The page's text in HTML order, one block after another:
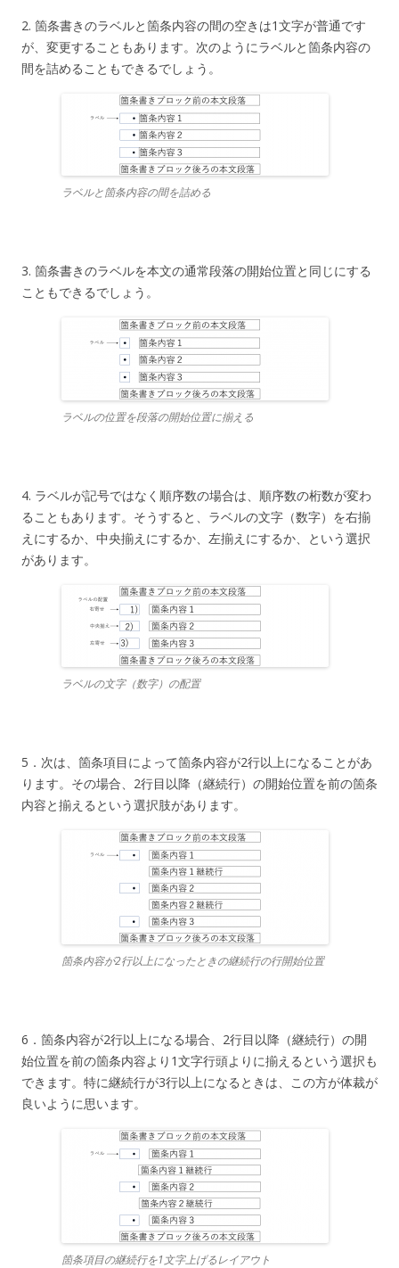
2. 箇条書きのラベルと箇条内容の間の空きは1文字が普通です
が、変更することもあります。次のようにラベルと箇条内容の
間を詰めることもできるでしょう。
ラベルと箇条内容の間を詰める
3. 箇条書きのラベルを本文の通常段落の開始位置と同じにする
こともできるでしょう。
ラベルの位置を段落の開始位置に揃える
4. ラベルが記号ではなく順序数の場合は、順序数の桁数が変わ
ることもあります。そうすると、ラベルの文字（数字）を右揃
えにするか、中央揃えにするか、左揃えにするか、という選択
があります。
ラベルの文字（数字）の配置
5．次は、箇条項目によって箇条内容が2行以上になることがあ
ります。その場合、2行目以降（継続行）の開始位置を前の箇条
内容と揃えるという選択肢があります。
箇条内容が2行以上になったときの継続行の行開始位置
6．箇条内容が2行以上になる場合、2行目以降（継続行）の開
始位置を前の箇条内容より1文字行頭よりに揃えるという選択も
できます。特に継続行が3行以上になるときは、この方が体裁が
良いように思います。
箇条項目の継続行を1文字上げるレイアウト